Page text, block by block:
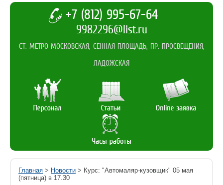
+7 (812) 995-67-64
9982296@list.ru
СТ. МЕТРО МОСКОВСКАЯ, СЕННАЯ ПЛОЩАДЬ, ПР. ПРОСВЕЩЕНИЯ,
ЛАДОЖСКАЯ
Главная > Новости > Курс: "Автомаляр-кузовщик" 05 мая
(пятница) в 17.30